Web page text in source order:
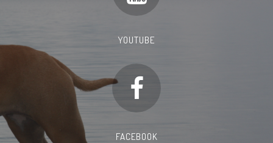
YOUTUBE
FACEBOOK